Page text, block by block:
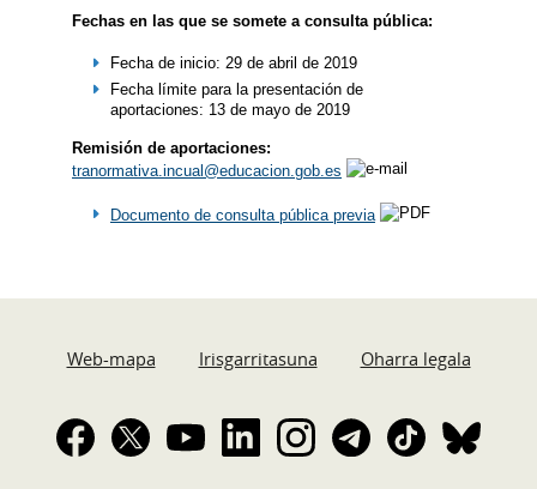
Fechas en las que se somete a consulta pública:
Fecha de inicio: 29 de abril de 2019
Fecha límite para la presentación de
aportaciones: 13 de mayo de 2019
Remisión de aportaciones:
tranormativa.incual@educacion.gob.es
Documento de consulta pública previa
Web-mapa Irisgarritasuna Oharra legala